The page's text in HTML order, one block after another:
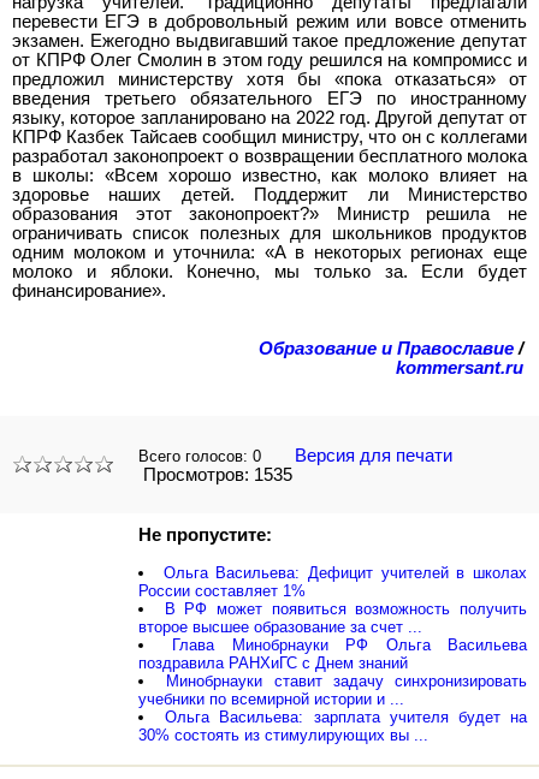
перевести ЕГЭ в добровольный режим или вовсе отменить
экзамен. Ежегодно выдвигавший такое предложение депутат
от КПРФ Олег Смолин в этом году решился на компромисс и
предложил министерству хотя бы «пока отказаться» от
введения третьего обязательного ЕГЭ по иностранному
языку, которое запланировано на 2022 год. Другой депутат от
КПРФ Казбек Тайсаев сообщил министру, что он с коллегами
разработал законопроект о возвращении бесплатного молока
в школы: «Всем хорошо известно, как молоко влияет на
здоровье наших детей. Поддержит ли Министерство
образования этот законопроект?» Министр решила не
ограничивать список полезных для школьников продуктов
одним молоком и уточнила: «А в некоторых регионах еще
молоко и яблоки. Конечно, мы только за. Если будет
финансирование».
Образование и Православие/
kommersant.ru
Всего голосов: 0
Версия для печати
Просмотров: 1535
Не пропустите:
Ольга Васильева: Дефицит учителей в школах
России составляет 1%
В РФ может появиться возможность получить
второе высшее образование за счет ...
Глава Минобрнауки РФ Ольга Васильева
поздравила РАНХиГС с Днем знаний
Минобрнауки ставит задачу синхронизировать
учебники по всемирной истории и ...
Ольга Васильева: зарплата учителя будет на
30% состоять из стимулирующих вы ...